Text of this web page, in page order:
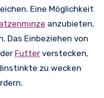
Eine Möglichkeit
anzubieten,
Das Einbeziehen von
Futter verstecken,
zu wecken